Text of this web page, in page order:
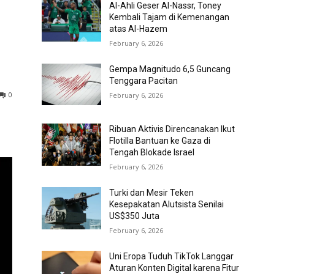
0
Al-Ahli Geser Al-Nassr, Toney
Kembali Tajam di Kemenangan
atas Al-Hazem
February 6, 2026
Gempa Magnitudo 6,5 Guncang
Tenggara Pacitan
February 6, 2026
Ribuan Aktivis Direncanakan Ikut
Flotilla Bantuan ke Gaza di
Tengah Blokade Israel
February 6, 2026
Turki dan Mesir Teken
Kesepakatan Alutsista Senilai
US$350 Juta
February 6, 2026
Uni Eropa Tuduh TikTok Langgar
Aturan Konten Digital karena Fitur